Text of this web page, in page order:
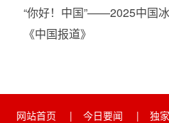
“你好！中国”——2025中国
《中国报道》
网站首页 | 今日要闻 | 独